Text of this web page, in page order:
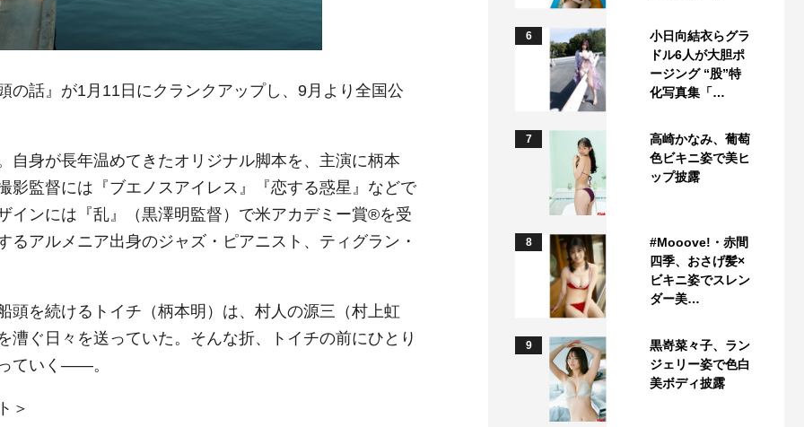
話』が1月11日にクランクアップし、9月より全国公
身が長年温めてきたオリジナル脚本を、主演に柄本
影監督には『ブエノスアイレス』『恋する惑星』などで
インには『乱』（黒澤明監督）で米アカデミー賞®を受
アルメニア出身のジャズ・ピアニスト、ティグラン・
を続けるトイチ（柄本明）は、村人の源三（村上虹
漕ぐ日々を送っていた。そんな折、トイチの前にひとり
ていく――。
＞
6
小日向結衣らグラ
ドル6人が大胆ポ
ージング “股”特
化写真集「…
7
高崎かなみ、葡萄
色ビキニ姿で美ヒ
ップ披露
8
#Mooove!・赤間
四季、おさげ髪×
ビキニ姿でスレン
ダー美…
9
黒嵜菜々子、ラン
ジェリー姿で色白
美ボディ披露